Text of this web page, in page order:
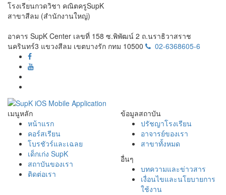
โรงเรียนกวดวิชา คณิตครูSupK
สาขาสีลม (สำนักงานใหญ่)
อาคาร SupK Center เลขที่ 158 ซ.พิพัฒน์ 2 ถ.นราธิวาสราช
นครินทร์3 แขวงสีลม เขตบางรัก กทม 10500
02-6368605-6
เมนูหลัก
หน้าแรก
คอร์สเรียน
โบรชัวร์และเฉลย
เด็กเก่ง SupK
สถาบันของเรา
ติดต่อเรา
ข้อมูลสถาบัน
ปรัชญาโรงเรียน
อาจารย์ของเรา
สาขาทั้งหมด
อื่นๆ
บทความและข่าวสาร
เงื่อนไขและนโยบายการ
ใช้งาน